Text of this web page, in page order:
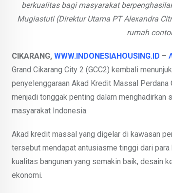
berkualitas bagi masyarakat
Mugiastuti (Direktur Utama PT Alexandra
rumah
CIKARANG, WWW.INDONESIAHOUSING.ID –
Grand Cikarang City 2 (GCC2) kembali
penyelenggaraan Akad Kredit Massal Perdana
menjadi tonggak penting dalam menghadirkan
masyarakat Indonesia.
Akad kredit massal yang digelar di kawasan
tersebut mendapat antusiasme tinggi dari
kualitas bangunan yang semakin baik, desain
ekonomi.